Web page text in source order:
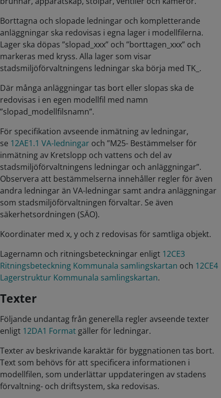
Borttagna och slopade ledningar och kompletterande
anläggningar ska redovisas i egna lager i modellfilerna.
Lager ska döpas ”slopad_xxx” och ”borttagen_xxx” och
markeras med kryss. Alla lager som visar
stadsmiljöförvaltningens ledningar ska börja med TK_.
Där många anläggningar tas bort eller slopas ska de
redovisas i en egen modellfil med namn
”slopad_modellfilsnamn”.
För specifikation avseende inmätning av ledningar,
se 12AE1.1 VA-ledningar och ”M25- Bestämmelser för
inmätning av Kretslopp och vattens och del av
stadsmiljöförvaltningens ledningar och anläggningar”.
Observera att bestämmelserna innehåller regler för även
andra ledningar än VA-ledningar samt andra anläggningar
som stadsmiljöförvaltningen förvaltar. Se även
säkerhetsordningen (SÄO).
Koordinater med x, y och z redovisas för samtliga objekt.
Lagernamn och ritningsbeteckningar enligt 12CE3
Ritningsbeteckning Kommunala samlingskartan och 12CE4
Lagerstruktur Kommunala samlingskartan.
Texter
Följande undantag från generella regler avseende texter
enligt 12DA1 Format gäller för ledningar.
Texter av beskrivande karaktär för byggnationen tas bort.
Text som behövs för att specificera informationen i
modellfilen, som underlättar uppdateringen av stadens
förvaltning- och driftsystem, ska redovisas.